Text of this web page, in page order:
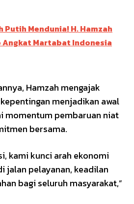
Putih Mendunia! H. Hamzah
Angkat Martabat Indonesia
Hamzah mengajak
menjadikan awal
momentum pembaruan niat
bersama.
kami kunci arah ekonomi
jalan pelayanan, keadilan
bagi seluruh masyarakat,”